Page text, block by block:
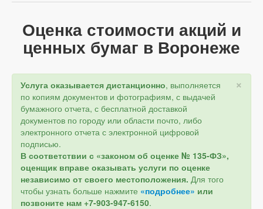
Оценка стоимости акций и
ценных бумаг в Воронеже
×
Услуга оказывается дистанционно, выполняется
по копиям документов и фотографиям, с выдачей
бумажного отчета, с бесплатной доставкой
документов по городу или области почто, либо
электронного отчета с электронной цифровой
подписью.
В соответствии с «законом об оценке № 135-ФЗ»,
оценщик вправе оказывать услуги по оценке
независимо от своего местоположения. Для того
чтобы узнать больше нажмите «подробнее» или
позвоните нам +7-903-947-6150.